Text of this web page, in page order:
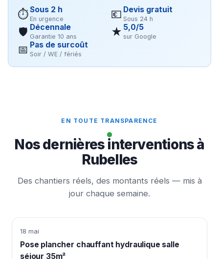
⏱Sous 2 h
En urgence 💶 Devis gratuit
Sous 24 h
🛡 Décennale
Garantie 10 ans ★ 5,0/5
sur Google
📅 Pas de surcoût
Soir / WE / fériés
EN TOUTE TRANSPARENCE
Nos dernières interventions à
Rubelles
Des chantiers réels, des montants réels — mis à
jour chaque semaine.
18 mai
Pose plancher chauffant hydraulique salle
séjour 35m²